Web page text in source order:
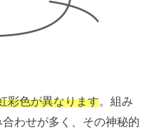
彩色が異なります。組み
わせが多く、その神秘的